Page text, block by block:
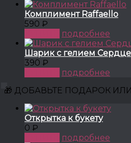
Комплимент Raffaello
590 ₽
подробнее
Шарик с гелием Сердце
390 ₽
подробнее
🎁 ДОБАВЬТЕ ПОДАРОК
Открытка к букету
0 ₽
подробнее